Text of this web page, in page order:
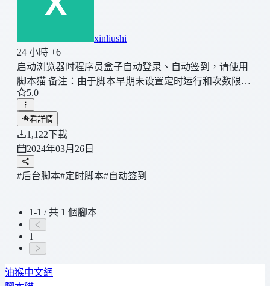
xinliushi
24 小時 +6
启动浏览器时程序员盒子自动登录、自动签到，请使用
脚本猫 备注：由于脚本早期未设置定时运行和次数限
制，被程序员盒子网站判定为高频恶意签到，一旦检查
到将永久封禁使用，所以请脚本使用者尽快更新
5.0
查看詳情
1,122下載
2024年03月26日
#后台脚本#定时脚本#自动签到
1-1 / 共 1 個腳本
1
油猴中文網